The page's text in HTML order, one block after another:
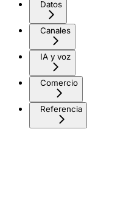
Datos
Canales
IA y voz
Comercio
Referencia